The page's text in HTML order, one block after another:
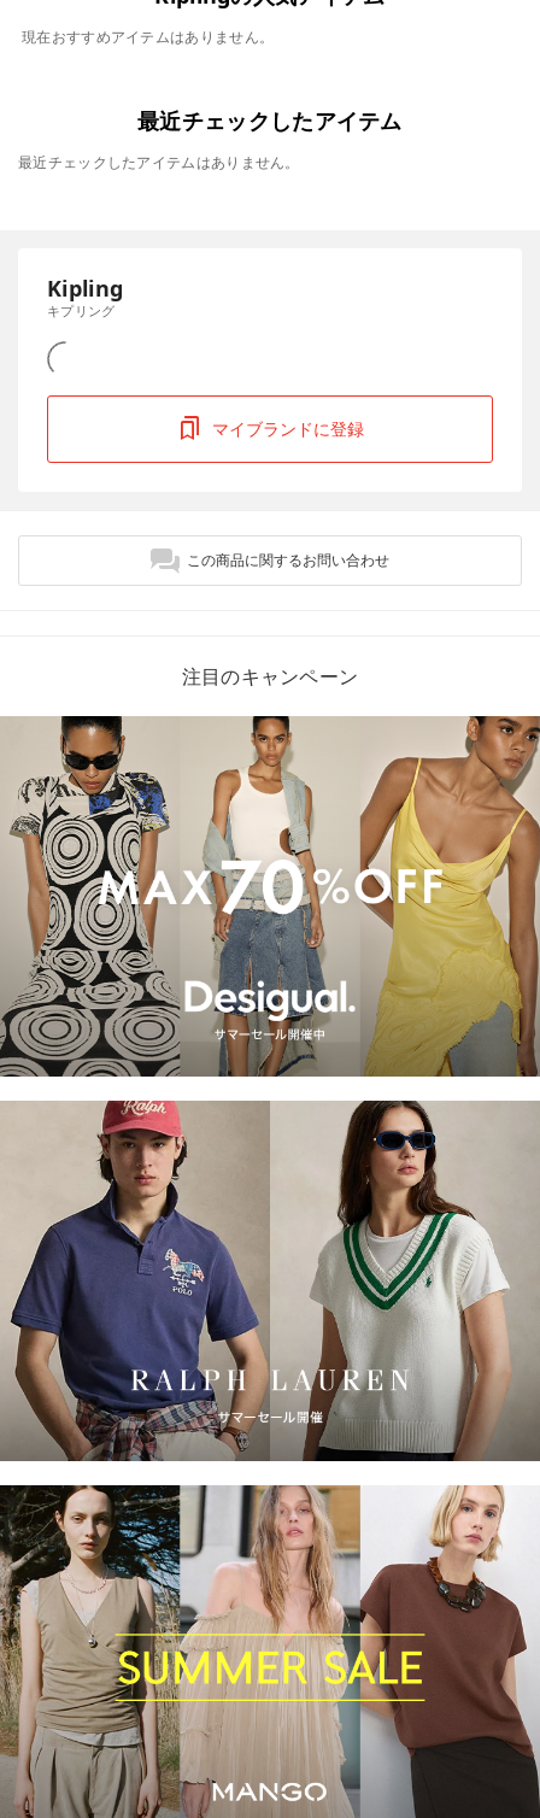
現在おすすめアイテムはありません。
最近チェックしたアイテム
最近チェックしたアイテムはありません。
Kipling
キプリング
マイブランドに登録
この商品に関するお問い合わせ
注目のキャンペーン